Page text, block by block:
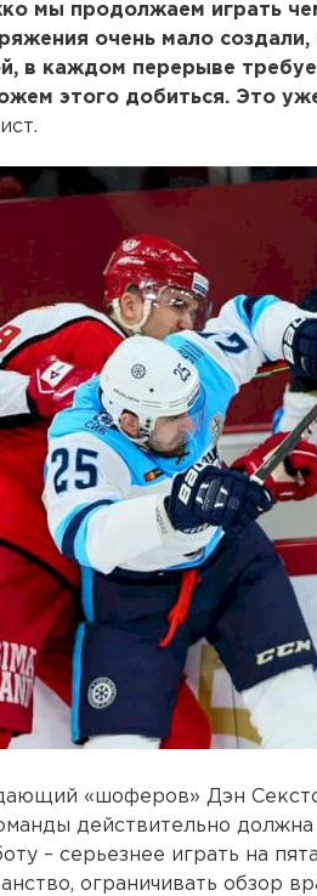
мы продолжаем играть
очень мало
в каждом перерыве
этого добиться. Это
«шоферов» Дэн
действительно должна
– серьезнее играть на
ограничивать обзор